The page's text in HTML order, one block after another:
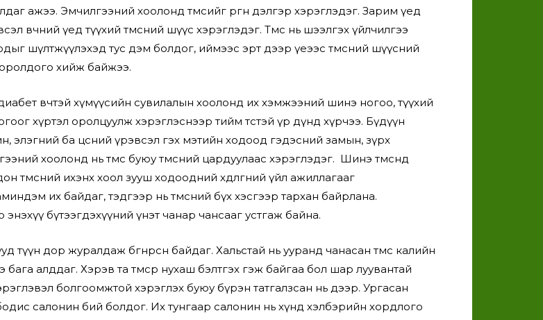
ажээ. Эмчилгээний хоолонд төмсийг өргөн дэлгэр хэрэглэдэг. Зарим үед
өвчний үед түүхий төмсний шүүс хэрэглэдэг. Төмс нь шээлгэх үйлчилгээ
шүлтжүүлэхэд тус дэм болдог, иймээс эрт дээр үеээс төмсний шүүсний
хийж байжээ.
өвчтэй хүмүүсийн сувилалын хоолонд их хэмжээний шинэ ногоо, түүхий
хүртэл оролцуулж хэрэглэснээр тийм төсөөтэй үр дүнд хүрчээ. Бүдүүн
элэгний ба цөсний үрэвсэл гэх мэтийн ходоод гэдэсний замын, зүрх
хоолонд нь төмс буюу төмсний цардуулаас хэрэглэдэг. Шинэ төмсөнд
ихэнх хоол зууш ходоодний хөдөлгөөний үйл ажиллагааг
их байдаг, тэдгээр нь төмсний бүх хэсгээр тархан байрлана.
бүтээгдэхүүний үнэт чанар чансааг устгаж байна.
дор журалдаж бөөгнөрсөн байдаг. Хальстай нь ууранд чанасан төмс калийн
алддаг. Хэрэв та төмсөөр нухаш бэлтгэх гэж байгаа бол шар луувантай
болгоомжтой хэрэглэх буюу бүрэн татгалзсан нь дээр. Ургасан
салонин бий болдог. Их тунгаар салонин нь хүнд хэлбэрийн хордлого